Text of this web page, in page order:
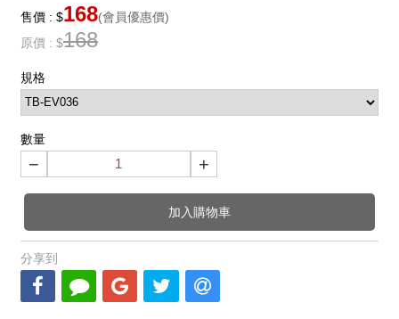
售價 : $168(會員優惠價)
原價 : $168
規格
數量
− +
加入購物車
分享到